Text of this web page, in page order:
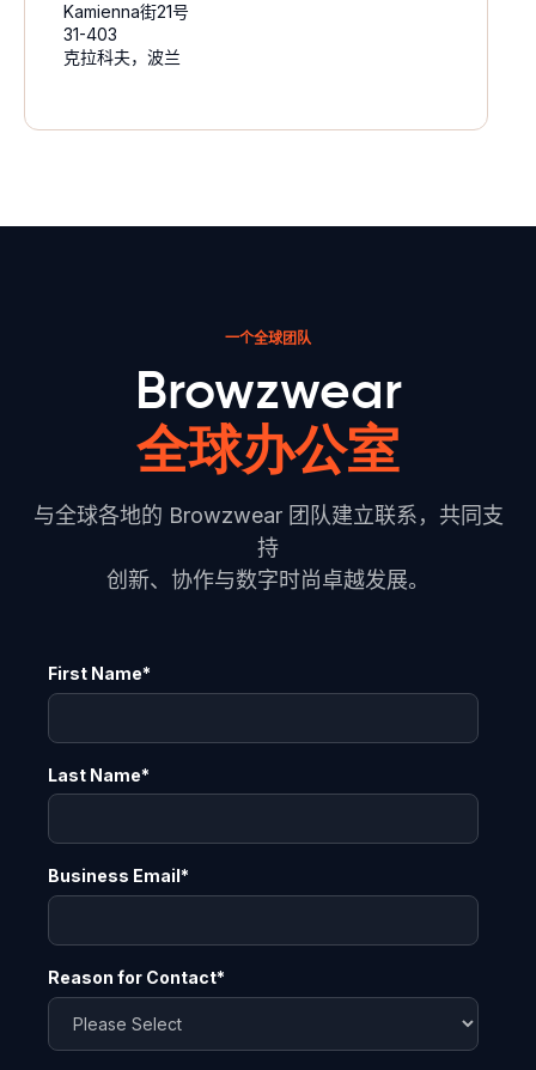
Kamienna街21号
31-403
克拉科夫，波兰
一个全球团队
Browzwear
全球办公室
与全球各地的 Browzwear 团队建立联系，共同支
持
创新、协作与数字时尚卓越发展。
First Name*
Last Name*
Business Email*
Reason for Contact*